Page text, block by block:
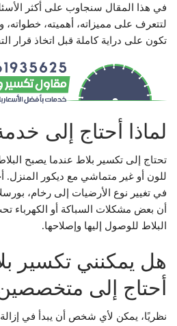
في هذا المقال سنجاوب على أكثر
لتتعرف على مميزاته، أهميته، خطواته،
تكون على دراية كاملة قبل اتخاذ قرار
لماذا أحتاج إلى
تحتاج إلى تكسير بلاط عندما يصبح
للون أو غير متماشي مع ديكور المنزل.
في تغيير نوع الأرضيات إلى رخام،
أن بعض مشكلات السباكة أو الكهرباء
البلاط للوصول إليها وإصلاحها.
هل يمكنني تكسير
أحتاج إلى
نظريًا، يمكن لأي شخص أن يبدأ في إزالة